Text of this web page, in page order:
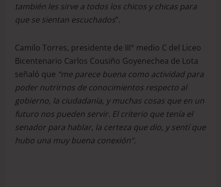
también les sirve a todos los chicos y chicas para
que se sientan escuchados”.
Camilo Torres, presidente de III° medio C del Liceo
Bicentenario Carlos Cousiño Goyenechea de Lota
señaló que “me parece buena como actividad para
poder nutrirnos de conocimientos respecto al
gobierno, la ciudadanía, y muchas cosas que en un
futuro nos pueden servir. El criterio que tenía el
senador para hablar, la certeza que dio, y sentí que
hubo una muy buena conexión”.